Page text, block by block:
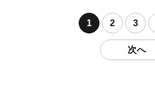
1 2 3
次へ